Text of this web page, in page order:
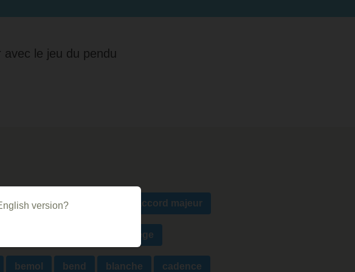
le jeu du pendu
accord diminué accord majeur
arpège
bemol bend blanche cadence
version?